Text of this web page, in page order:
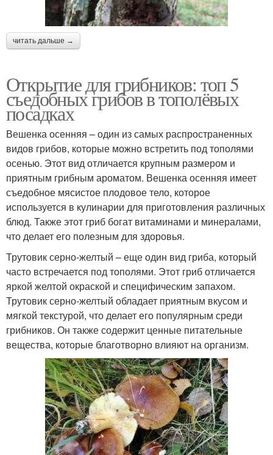
читать дальше →
Открытие для грибников: топ 5
съедобных грибов в тополёвых
посадках
Вешенка осенняя – один из самых распространенных
видов грибов, которые можно встретить под тополями
осенью. Этот вид отличается крупным размером и
приятным грибным ароматом. Вешенка осенняя имеет
съедобное мясистое плодовое тело, которое
используется в кулинарии для приготовления различных
блюд. Также этот гриб богат витаминами и минералами,
что делает его полезным для здоровья.
Трутовик серно-желтый – еще один вид гриба, который
часто встречается под тополями. Этот гриб отличается
яркой желтой окраской и специфическим запахом.
Трутовик серно-желтый обладает приятным вкусом и
мягкой текстурой, что делает его популярным среди
грибников. Он также содержит ценные питательные
вещества, которые благотворно влияют на организм.